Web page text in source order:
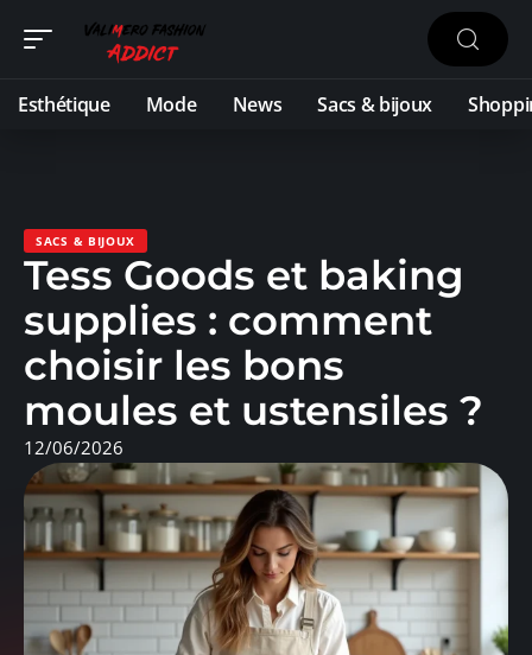
Esthétique Mode News Sacs & bijoux
SACS & BIJOUX
Tess Goods et baking
supplies : comment
choisir les bons
moules et ustensiles ?
12/06/2026